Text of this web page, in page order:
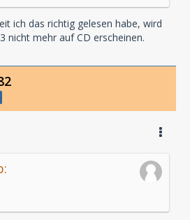
ich das richtig gelesen habe, wird
nicht mehr auf CD erscheinen.